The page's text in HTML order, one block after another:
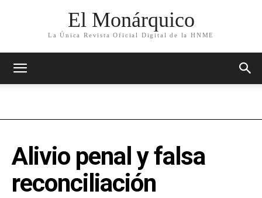
El Monárquico
La Única Revista Oficial Digital de la HNME
Alivio penal y falsa
reconciliación